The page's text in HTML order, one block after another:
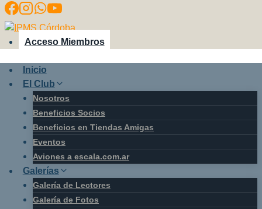
Saltar
al
contenido
Acceso Miembros
Inicio
El Club
Nosotros
Beneficios Socios
Beneficios en Tiendas Amigas
Eventos
Aviones a escala.com.ar
Galerías
Galería de Lectores
Galería de Fotos